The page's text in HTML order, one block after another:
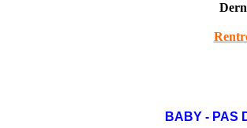
BABY - PAS